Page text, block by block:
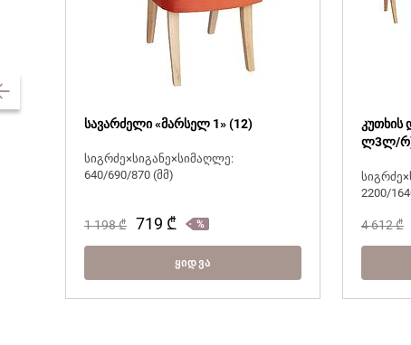
სავარძელი «მარსელ 1» (12)
სიგრძე×სიგანე×სიმაღლე:
640/690/870 (მმ)
1 198₾ 719 ₾
ᲧᲘᲓᲕᲐ
კუთხის
ლ3ლ/
2200/
4 612₾